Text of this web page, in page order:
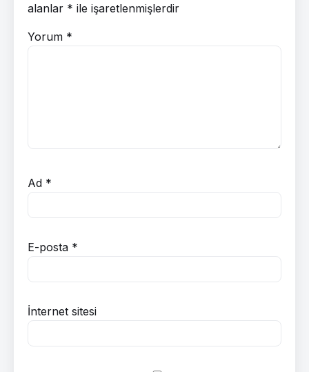
alanlar * ile işaretlenmişlerdir
Yorum *
Ad *
E-posta *
İnternet sitesi